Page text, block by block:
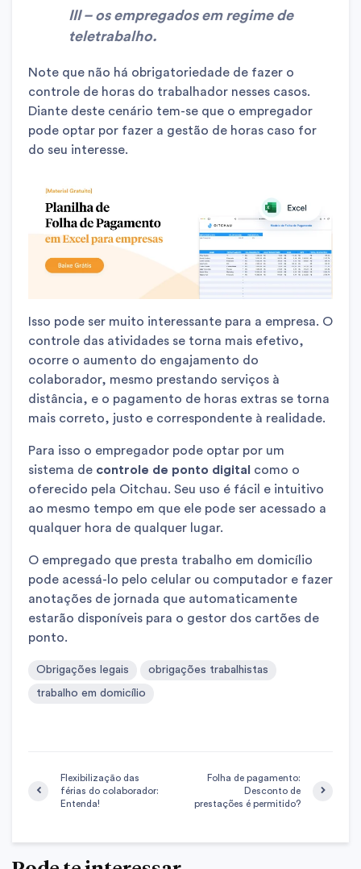
III – os empregados em regime de
teletrabalho.
Note que não há obrigatoriedade de fazer o
controle de horas do trabalhador nesses casos.
Diante deste cenário tem-se que o empregador
pode optar por fazer a gestão de horas caso for
do seu interesse.
Isso pode ser muito interessante para a empresa. O
controle das atividades se torna mais efetivo,
ocorre o aumento do engajamento do
colaborador, mesmo prestando serviços à
distância, e o pagamento de horas extras se torna
mais correto, justo e correspondente à realidade.
Para isso o empregador pode optar por um
sistema de controle de ponto digital
como o
oferecido pela Oitchau. Seu uso é fácil e intuitivo
ao mesmo tempo em que ele pode ser acessado a
qualquer hora de qualquer lugar.
O empregado que presta trabalho em domicílio
pode acessá-lo pelo celular ou computador e fazer
anotações de jornada que automaticamente
estarão disponíveis para o gestor dos cartões de
ponto.
Obrigações legais obrigações trabalhistas
trabalho em domicílio
Flexibilização das
férias do colaborador:
Entenda!
Folha de pagamento:
Desconto de
prestações é permitido?